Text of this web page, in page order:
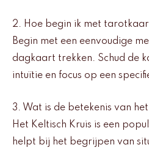
2. Hoe begin ik met
Begin met een eenvoudige
dagkaart trekken. Schud de
intuïtie en focus op een
3. Wat is de betekenis van
Het Keltisch Kruis is een
helpt bij het begrijpen van